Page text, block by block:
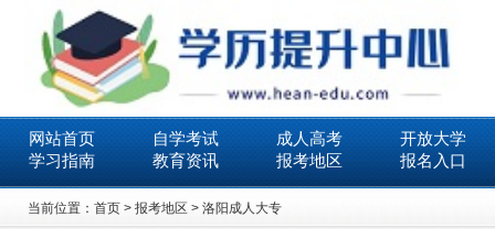
网站首页 自学考试 成人高考
开放大学
学习指南
教育资讯 报考地区 报名入口
当前位置： 首页 > 报考地区 > 洛阳成人大专